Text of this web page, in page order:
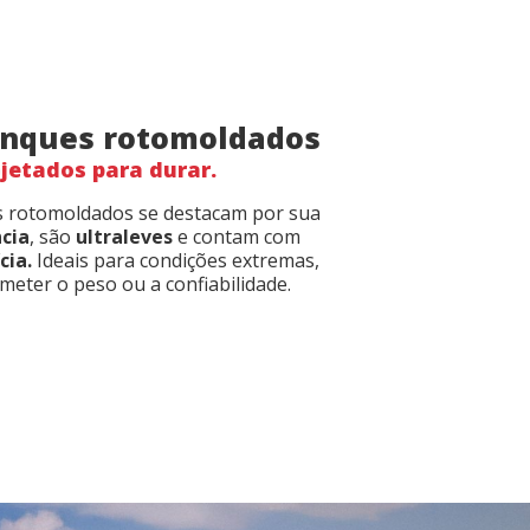
rotomoldados
para durar.
rotomoldados se destacam por sua
, são ultralevese contam com
Ideais para condições extremas,
o peso ou a confiabilidade.
*
*